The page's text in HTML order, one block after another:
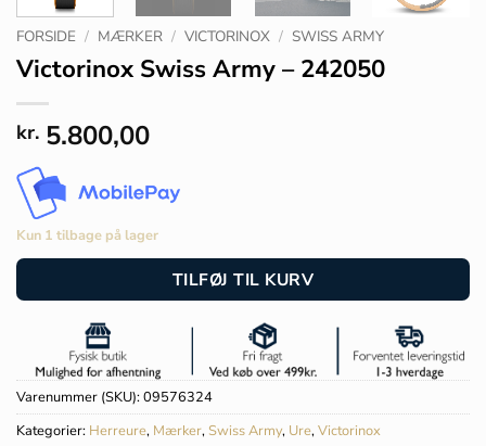
FORSIDE / MÆRKER / VICTORINOX / SWISS ARMY
Victorinox Swiss Army – 242050
kr. 5.800,00
Kun 1 tilbage på lager
TILFØJ TIL KURV
Varenummer (SKU):09576324
Kategorier: Herreure, Mærker, Swiss Army, Ure,Victorinox